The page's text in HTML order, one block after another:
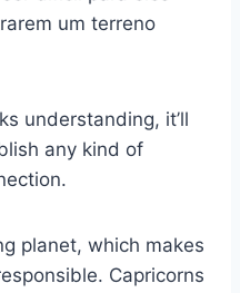
um terreno
understanding, it’ll
any kind of
planet, which makes
Capricorns